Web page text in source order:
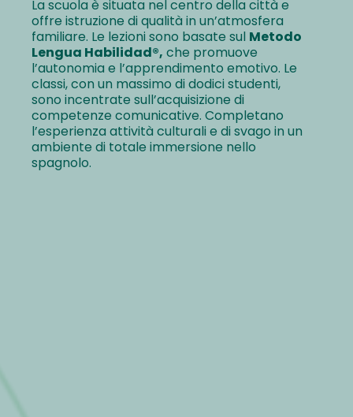
La scuola è situata nel centro della città e
offre istruzione di qualità in un’atmosfera
familiare. Le lezioni sono basate sul Metodo
Lengua Habilidad®, che promuove
l’autonomia e l’apprendimento emotivo. Le
classi, con un massimo di dodici studenti,
sono incentrate sull’acquisizione di
competenze comunicative. Completano
l’esperienza attività culturali e di svago in un
ambiente di totale immersione nello
spagnolo.